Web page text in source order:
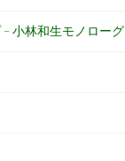
小林和生モノローグ